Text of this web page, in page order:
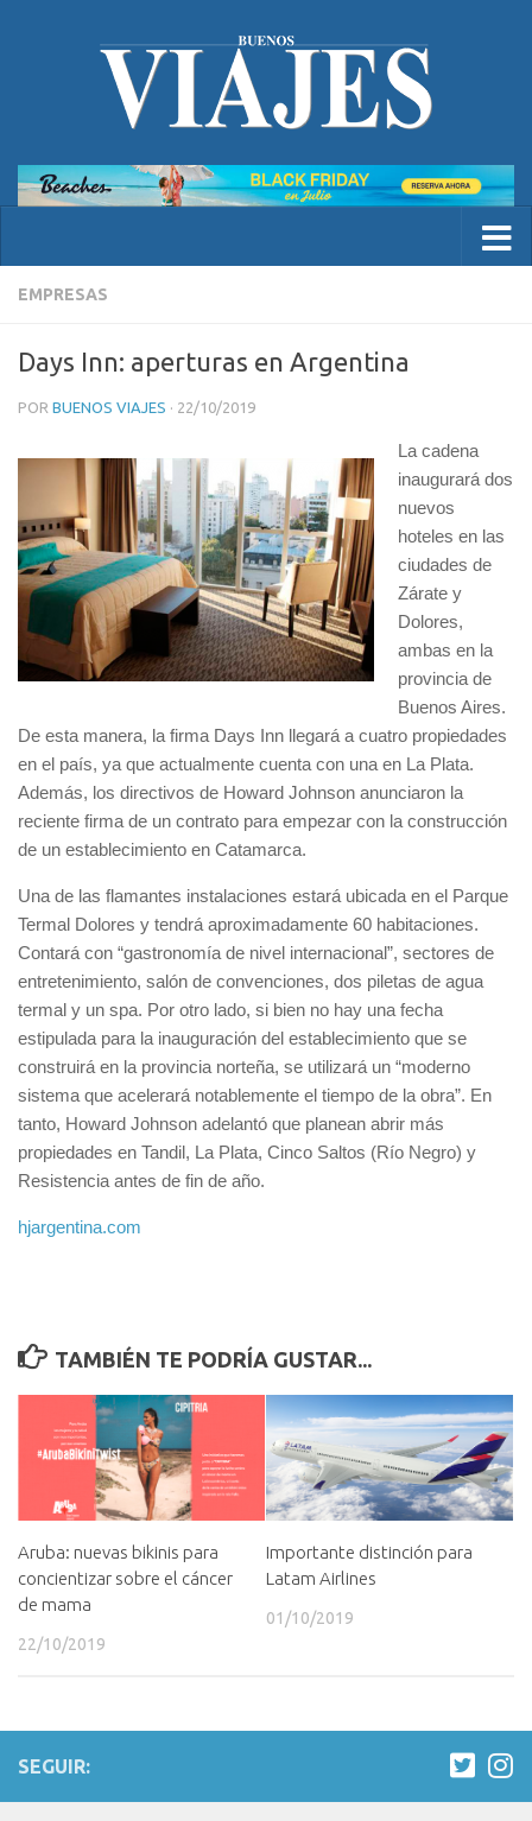
EMPRESAS
Days Inn: aperturas en Argentina
POR BUENOS VIAJES · 22/10/2019
La cadena
inaugurará dos
nuevos
hoteles en las
ciudades de
Zárate y
Dolores,
ambas en la
provincia de
Buenos Aires.
De esta manera, la firma Days Inn llegará a cuatro propiedades
en el país, ya que actualmente cuenta con una en La Plata.
Además, los directivos de Howard Johnson anunciaron la
reciente firma de un contrato para empezar con la construcción
de un establecimiento en Catamarca.
Una de las flamantes instalaciones estará ubicada en el Parque
Termal Dolores y tendrá aproximadamente 60 habitaciones.
Contará con “gastronomía de nivel internacional”, sectores de
entretenimiento, salón de convenciones, dos piletas de agua
termal y un spa. Por otro lado, si bien no hay una fecha
estipulada para la inauguración del establecimiento que se
construirá en la provincia norteña, se utilizará un “moderno
sistema que acelerará notablemente el tiempo de la obra”. En
tanto, Howard Johnson adelantó que planean abrir más
propiedades en Tandil, La Plata, Cinco Saltos (Río Negro) y
Resistencia antes de fin de año.
hjargentina.com
TAMBIÉN TE PODRÍA GUSTAR...
Aruba: nuevas bikinis para
concientizar sobre el cáncer
de mama
22/10/2019
Importante distinción para
Latam Airlines
01/10/2019
SEGUIR: